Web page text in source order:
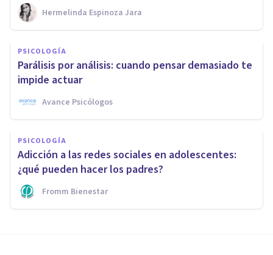
Hermelinda Espinoza Jara
PSICOLOGÍA
Parálisis por análisis: cuando pensar demasiado te
impide actuar
Avance Psicólogos
PSICOLOGÍA
Adicción a las redes sociales en adolescentes:
¿qué pueden hacer los padres?
Fromm Bienestar